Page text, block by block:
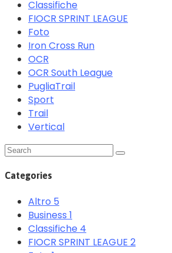
Classifiche
FIOCR SPRINT LEAGUE
Foto
Iron Cross Run
OCR
OCR South League
PugliaTrail
Sport
Trail
Vertical
Categories
Altro 5
Business 1
Classifiche 4
FIOCR SPRINT LEAGUE 2